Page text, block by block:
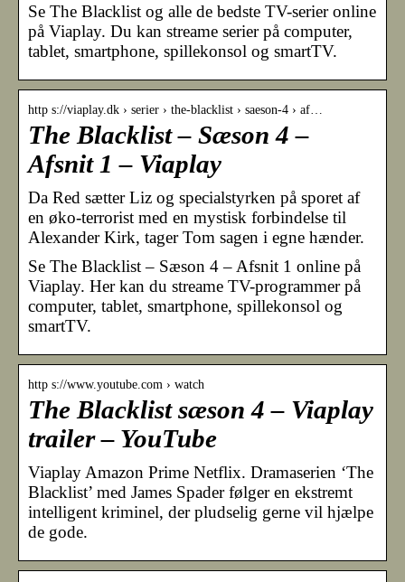
Se The Blacklist og alle de bedste TV-serier online
på Viaplay. Du kan streame serier på computer,
tablet, smartphone, spillekonsol og smartTV.
http s://viaplay.dk › serier › the-blacklist › saeson-4 › af…
The Blacklist – Sæson 4 –
Afsnit 1 – Viaplay
Da Red sætter Liz og specialstyrken på sporet af
en øko-terrorist med en mystisk forbindelse til
Alexander Kirk, tager Tom sagen i egne hænder.
Se The Blacklist – Sæson 4 – Afsnit 1 online på
Viaplay. Her kan du streame TV-programmer på
computer, tablet, smartphone, spillekonsol og
smartTV.
http s://www.youtube.com › watch
The Blacklist sæson 4 – Viaplay
trailer – YouTube
Viaplay Amazon Prime Netflix. Dramaserien ‘The
Blacklist’ med James Spader følger en ekstremt
intelligent kriminel, der pludselig gerne vil hjælpe
de gode.